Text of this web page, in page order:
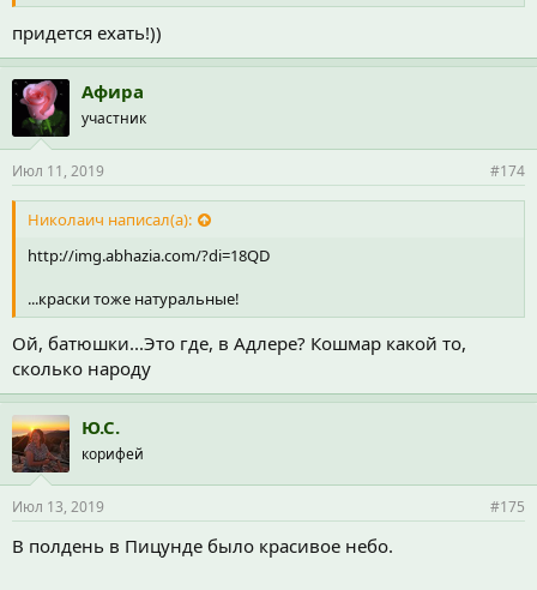
придется ехать!))
Афира
участник
Июл 11, 2019 #174
Николаич написал(а):
http://img.abhazia.com/?di=18QD
...краски тоже натуральные!
Ой, батюшки...Это где, в Адлере? Кошмар какой то,
сколько народу
Ю.С.
корифей
Июл 13, 2019 #175
В полдень в Пицунде было красивое небо.